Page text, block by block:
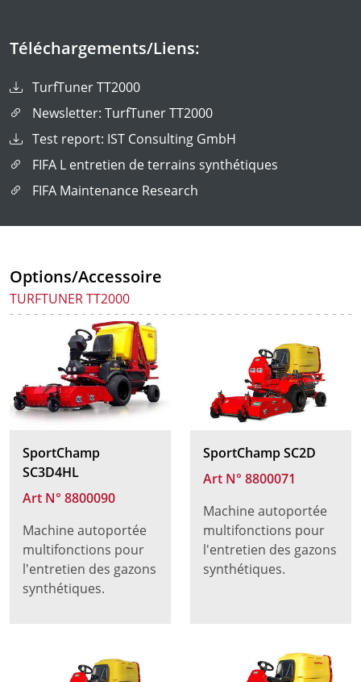
Téléchargements/Liens:
TurfTuner TT2000
Newsletter: TurfTuner TT2000
Test report: IST Consulting GmbH
FIFA L entretien de terrains synthétiques
FIFA Maintenance Research
Options/Accessoire
TURFTUNER TT2000
SportChamp
SC3D4HL
Art N° 8800090
Machine autoportée
multifonctions pour
l'entretien des gazons
synthétiques.
SportChamp SC2D
Art N° 8800071
Machine autoportée
multifonctions pour
l'entretien des gazons
synthétiques.